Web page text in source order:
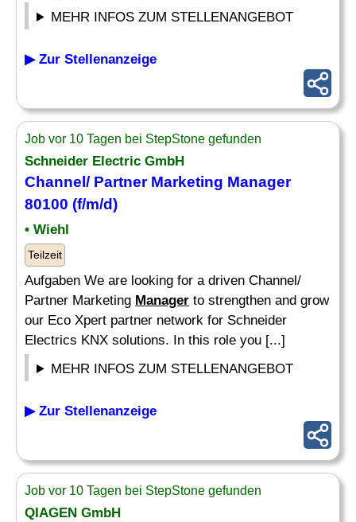
MEHR INFOS ZUM STELLENANGEBOT
▶ Zur Stellenanzeige
Job vor 10 Tagen bei StepStone gefunden
Schneider Electric GmbH
Channel/ Partner Marketing Manager
80100 (f/m/d)
• Wiehl
Teilzeit
Aufgaben We are looking for a driven Channel/
Partner Marketing Manager to strengthen and grow
our Eco Xpert partner network for Schneider
Electrics KNX solutions. In this role you [...]
MEHR INFOS ZUM STELLENANGEBOT
▶ Zur Stellenanzeige
Job vor 10 Tagen bei StepStone gefunden
QIAGEN GmbH